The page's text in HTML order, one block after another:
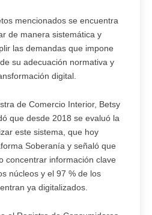
mencionados se encuentra
de manera sistemática y
las demandas que impone
su adecuación normativa y
digital.
de Comercio Interior, Betsy
que desde 2018 se evaluó la
este sistema, que hoy
Soberanía y señaló que
concentrar información clave
núcleos y el 97 % de los
ya digitalizados.